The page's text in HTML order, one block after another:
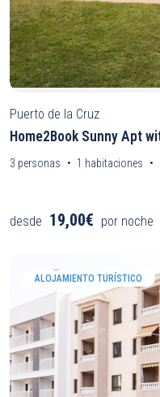
Puerto de la Cruz
Home2Book Sunny Apt
3 personas 1 habitaciones
desde 19,00€ por noche
ALOJAMIENTO TURÍSTICO